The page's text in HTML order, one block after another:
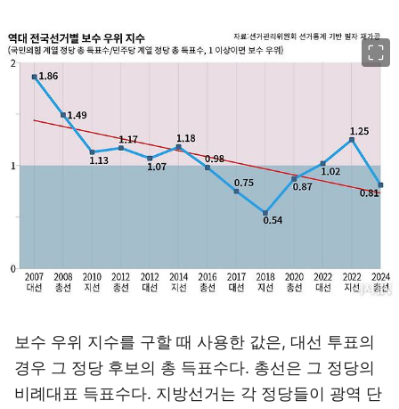
보수 우위 지수를 구할 때 사용한 값은, 대선 투표의
경우 그 정당 후보의 총 득표수다. 총선은 그 정당의
비례대표 득표수다. 지방선거는 각 정당들이 광역 단